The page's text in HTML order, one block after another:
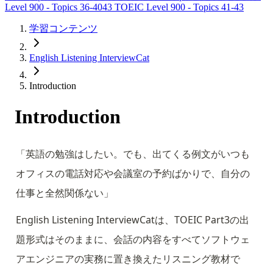
Level 900 - Topics 36-4043 TOEIC Level 900 - Topics 41-43
学習コンテンツ
English Listening InterviewCat
Introduction
Introduction
「英語の勉強はしたい。でも、出てくる例文がいつも
オフィスの電話対応や会議室の予約ばかりで、自分の
仕事と全然関係ない」
English Listening InterviewCatは、TOEIC Part3の出
題形式はそのままに、会話の内容をすべてソフトウェ
アエンジニアの実務に置き換えたリスニング教材で